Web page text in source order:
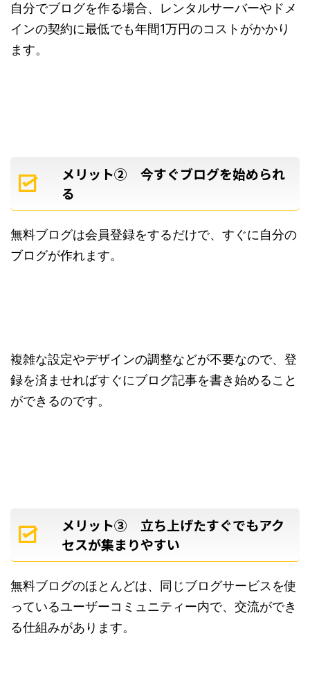
自分でブログを作る場合、レンタルサーバーやドメ
インの契約に最低でも年間1万円のコストがかかり
ます。
メリット② 今すぐブログを始められ
る
無料ブログは会員登録をするだけで、すぐに自分の
ブログが作れます。
複雑な設定やデザインの調整などが不要なので、登
録を済ませればすぐにブログ記事を書き始めること
ができるのです。
メリット③ 立ち上げたすぐでもアク
セスが集まりやすい
無料ブログのほとんどは、同じブログサービスを使
っているユーザーコミュニティー内で、交流ができ
る仕組みがあります。